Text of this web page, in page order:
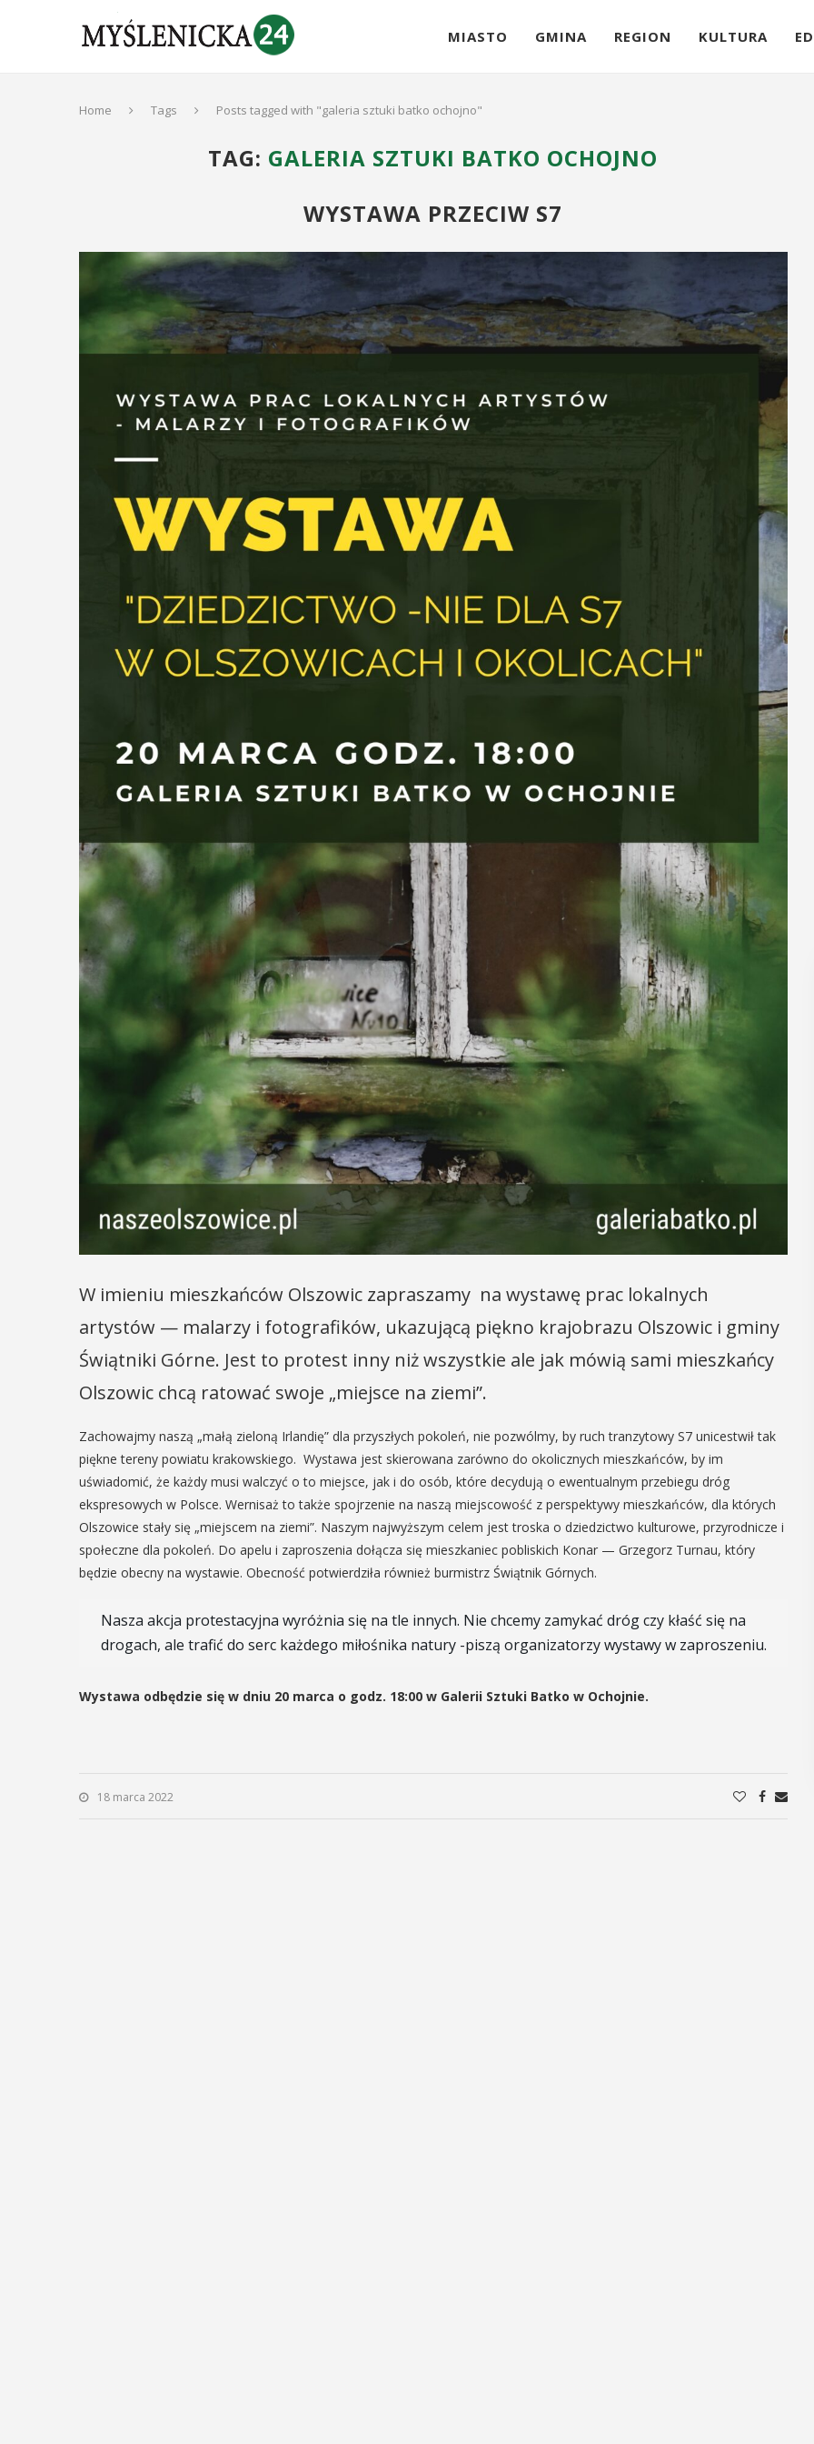
MIASTO GMINA REGION KULTURA
Home Tags Posts tagged with "galeria sztuki batko ochojno"
TAG: GALERIA SZTUKI BATKO OCHOJNO
WYSTAWA PRZECIW S7
W imieniu mieszkańców Olszowic zapraszamy na wystawę prac lokalnych
artystów — malarzy i fotografików, ukazującą piękno krajobrazu Olszowic i gminy
Świątniki Górne. Jest to protest inny niż wszystkie ale jak mówią sami mieszkańcy
Olszowic chcą ratować swoje „miejsce na ziemi”.
Zachowajmy naszą „małą zieloną Irlandię” dla przyszłych pokoleń, nie pozwólmy, by ruch tranzytowy S7 unicestwił tak
piękne tereny powiatu krakowskiego. Wystawa jest skierowana zarówno do okolicznych mieszkańców, by im
uświadomić, że każdy musi walczyć o to miejsce, jak i do osób, które decydują o ewentualnym przebiegu dróg
ekspresowych w Polsce. Wernisaż to także spojrzenie na naszą miejscowość z perspektywy mieszkańców, dla których
Olszowice stały się „miejscem na ziemi”. Naszym najwyższym celem jest troska o dziedzictwo kulturowe, przyrodnicze i
społeczne dla pokoleń. Do apelu i zaproszenia dołącza się mieszkaniec pobliskich Konar — Grzegorz Turnau, który
będzie obecny na wystawie. Obecność potwierdziła również burmistrz Świątnik Górnych.
Nasza akcja protestacyjna wyróżnia się na tle innych. Nie chcemy zamykać dróg czy kłaść się na
drogach, ale trafić do serc każdego miłośnika natury -piszą organizatorzy wystawy w zaproszeniu.
Wystawa odbędzie się w dniu 20 marca o godz. 18:00 w Galerii Sztuki Batko w Ochojnie.
18 marca 2022
z
Międzynarodowe
Spotkania z Folklorem
w dniach 13–20 lipca.
wspierana przez Myślenicki
i Sportu oraz Urząd ...
SZCZEGÓŁY
29
SIERPIEŃ
V Turniej
Myślimira.
Mieszczanie i
rzemieślnicy
W ostatni weekend wakacji, czyli 29-30
sierpnia w Myślenicach odbędzie się
piąta edycja Turnieju Myślimira.
odbędzie się na ...
POKAŻ SZCZEGÓŁY
14
CZERWIEC
Uratuj życie”
W niedzielę 14 czerwca na plaży
trawiastej na myślenickim Zarabiu
odbędzie się druga edycja wydarzenia
"Oddaj krew-Uratuj życie" łączące akcję
krwiodawstwa ze zlotem samochodów
pożarniczych. Organizatorami ...
POKAŻ SZCZEGÓŁY